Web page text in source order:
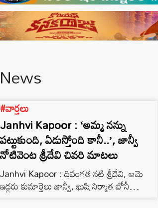
#వార్తలు
Janhvi Kapoor : ‘అమ్మ నన్ను
పట్టుకుంది, ఏడుస్తోంది కానీ..’, జాన్వీ
నోటివెంట శ్రీదేవి చివరి మాటలు
Janhvi Kapoor : దివంగత నటి శ్రీదేవి, ఆమె
ఇద్దరు కుమార్తెలు జాన్వీ, ఖుషి నిర్మాత బోనీ
కపూర్‌లకు రెండవ కుటుంబం ఉంది. బోనీ కపూర్